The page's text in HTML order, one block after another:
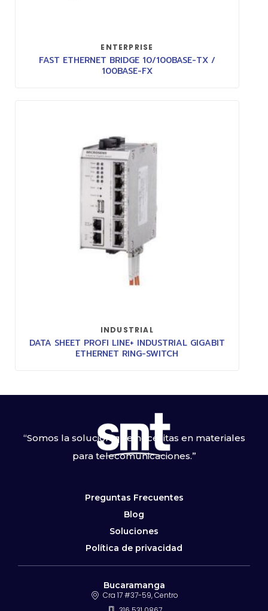
ENTERPRISE
FAST ETHERNET BRIDGE 10/100BASE-TX /
100BASE-FX
INDUSTRIAL
DATA SHEET PROFI LINE+ INDUSTRIAL GIGABIT
ETHERNET RING-SWITCH
“Somos la solución que necesitas en materiales
para telecomunicaciones.”
Preguntas Frecuentes
Blog
Soluciones
Política de privacidad
Bucaramanga
Cra 17 #37-59, Centro